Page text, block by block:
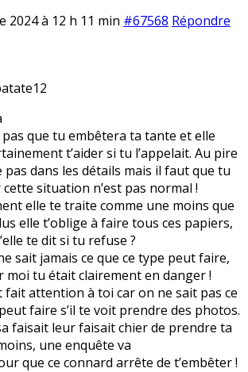
2024 à 12 h 11 min #67568 Répondre
pas que tu embêtera ta tante et elle
t’aider si tu l’appelait. Au pire
dans les détails mais il faut que tu
situation n’est pas normal !
elle te traite comme une moins que
elle t’oblige à faire tous ces papiers,
te dit si tu refuse ?
sait jamais ce que ce type peut faire,
moi tu était clairement en danger !
attention à toi car on ne sait pas ce
faire s’il te voit prendre des photos.
faisait leur faisait chier de prendre ta
une enquête va
que ce connard arrête de t’embêter !